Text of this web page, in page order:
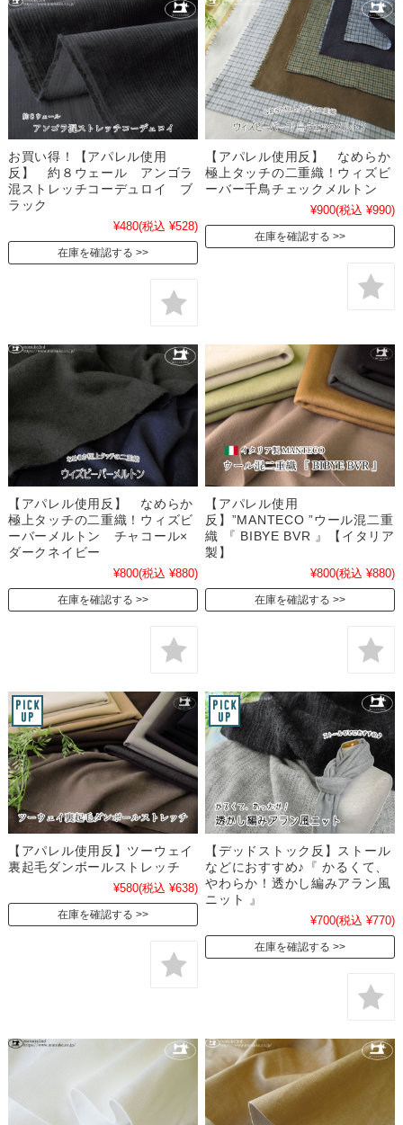
お買い得！【アパレル使用
反】 約８ウェール アンゴラ
混ストレッチコーデュロイ ブ
ラック
¥480(税込 ¥528)
在庫を確認する
【アパレル使用反】 なめらか
極上タッチの二重織！ウィズビ
ーバー千鳥チェックメルトン
¥900(税込 ¥990)
在庫を確認する
【アパレル使用反】 なめらか
極上タッチの二重織！ウィズビ
ーバーメルトン チャコール×
ダークネイビー
¥800(税込 ¥880)
在庫を確認する
【アパレル使用
反】”MANTECO ”ウール混二重
織 『 BIBYE BVR 』【イタリア
製】
¥800(税込 ¥880)
在庫を確認する
【アパレル使用反】ツーウェイ
裏起毛ダンボールストレッチ
¥580(税込 ¥638)
在庫を確認する
【デッドストック反】ストール
などにおすすめ♪『 かるくて、
やわらか！透かし編みアラン風
ニット 』
¥700(税込 ¥770)
在庫を確認する